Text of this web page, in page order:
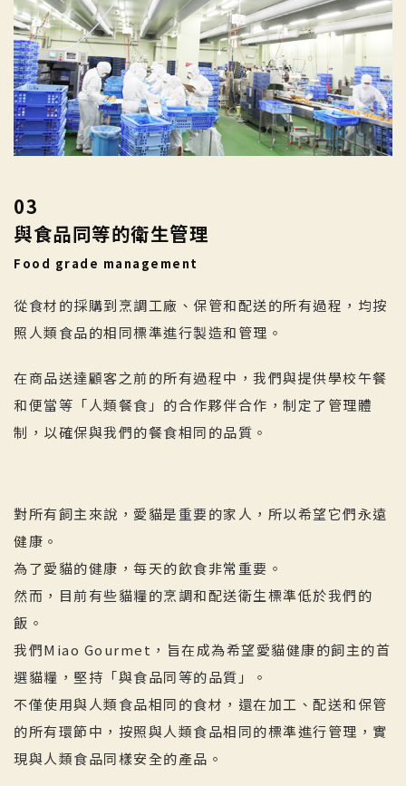
03
與食品同等的衛生管理
Food grade management
從食材的採購到烹調工廠、保管和配送的所有過程，均按
照人類食品的相同標準進行製造和管理。
在商品送達顧客之前的所有過程中，我們與提供學校午餐
和便當等「人類餐食」的合作夥伴合作，制定了管理體
制，以確保與我們的餐食相同的品質。
對所有飼主來說，愛貓是重要的家人，所以希望它們永遠
健康。
為了愛貓的健康，每天的飲食非常重要。
然而，目前有些貓糧的烹調和配送衛生標準低於我們的
飯。
我們Miao Gourmet，旨在成為希望愛貓健康的飼主的首
選貓糧，堅持「與食品同等的品質」。
不僅使用與人類食品相同的食材，還在加工、配送和保管
的所有環節中，按照與人類食品相同的標準進行管理，實
現與人類食品同樣安全的產品。